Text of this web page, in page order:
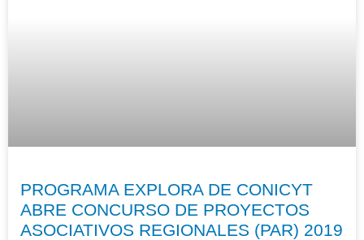
PROGRAMA EXPLORA DE CONICYT
ABRE CONCURSO DE PROYECTOS
ASOCIATIVOS REGIONALES (PAR) 2019